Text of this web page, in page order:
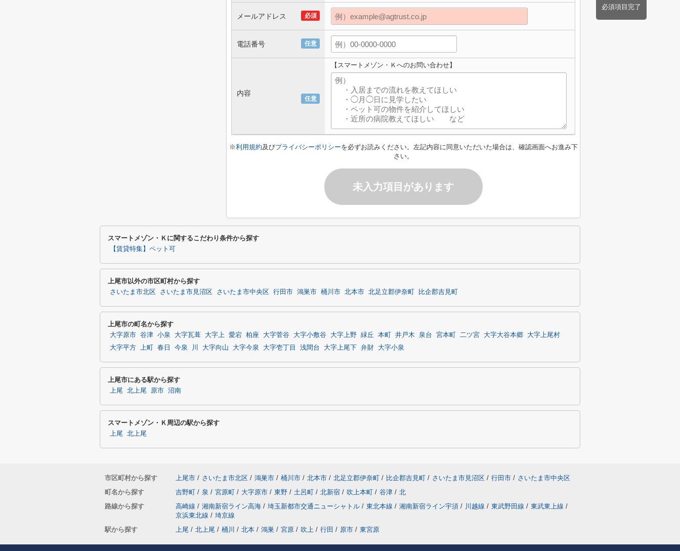
必須項目完了
必須
メールアドレス
任意
電話番号
任意
内容
【スマートメゾン・Ｋへのお問い合わせ】
※利用規約及びプライバシーポリシーを必ずお読みください。左記内容に同意いただいた場合は、確認画面へお進み下
さい。
未入力項目があります
スマートメゾン・Ｋに関するこだわり条件から探す
【賃貸特集】ペット可
上尾市以外の市区町村から探す
さいたま市北区 さいたま市見沼区 さいたま市中央区 行田市 鴻巣市 桶川市 北本市 北足立郡伊奈町 比企郡吉見町
上尾市の町名から探す
大字原市 谷津 小泉 大字瓦葺 大字上 愛宕 柏座 大字菅谷 大字小敷谷 大字上野 緑丘 本町 井戸木 泉台 宮本町 二ツ宮 大字大谷本郷
大字上尾村
大字平方 上町 春日 今泉 川 大字向山 大字今泉 大字壱丁目 浅間台 大字上尾下 弁財 大字小泉
上尾市にある駅から探す
上尾 北上尾 原市 沼南
スマートメゾン・Ｋ周辺の駅から探す
上尾 北上尾
市区町村から探す 上尾市 / さいたま市北区 / 鴻巣市 / 桶川市 / 北本市 / 北足立郡伊奈町 / 比企郡吉見町 / さいたま市見沼区 / 行田市 / さいたま市中央区
町名から探す
吉野町 / 泉 / 宮原町 / 大字原市 / 東野 / 土呂町 / 北新宿 / 吹上本町 / 谷津 / 北
路線から探す
高崎線 / 湘南新宿ライン高海 / 埼玉新都市交通ニューシャトル / 東北本線 / 湘南新宿ライン宇須 / 川越線 / 東武野田線 / 東武東上線 /
京浜東北線 / 埼京線
駅から探す
上尾 / 北上尾 / 桶川 / 北本 / 鴻巣 / 宮原 / 吹上 / 行田 / 原市 / 東宮原